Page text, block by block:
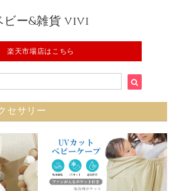
ビー&雑貨 vivi
楽天市場店はこちら
セサリー